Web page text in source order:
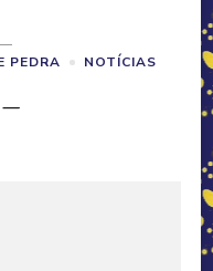
PEDRA NOTÍCIAS